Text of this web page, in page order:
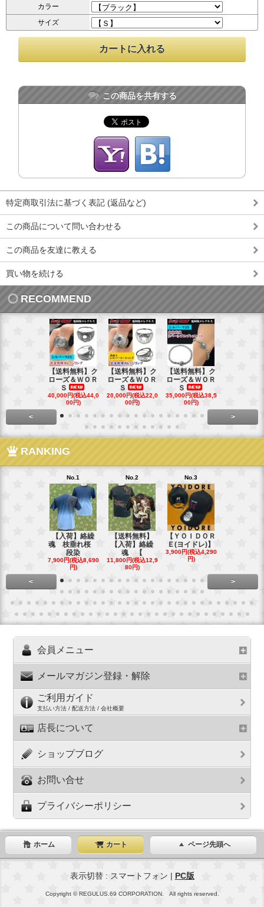
カラー
サイズ
この商品を共有する
特定商取引法に基づく表記 (返品など)
この商品について問い合わせる
この商品を友達に教える
買い物を続ける
RECOMMEND
【送料無料】ク
ローズ＆ＷＯＲ
Ｓ
40,000円(税込44,0
00円)
【送料無料】ク
ローズ＆ＷＯＲ
Ｓ
20,000円(税込22,0
00円)
【送料無料】ク
ローズ＆ＷＯＲ
Ｓ
35,000円(税込38,5
00円)
< >
RANKING
No.1
【入荷】絡繰
魂 枝垂れ桜
段染
7,900円(税込8,690
円)
No.2
【送料無料】
【入荷】絡繰
魂 【
11,800円(税込12,9
80円)
No.3
【ＹＯＩＤＯＲ
Ｅ(ヨイドレ)】
3,900円(税込4,290
円)
< >
会員メニュー
メールマガジン登録・解除
ご利用ガイド
支払い方法 / 配送方法 / 会社概要
店長について
ショップブログ
お問い合せ
プライバシーポリシー
ホーム カート ページ先頭へ
表示切替 : スマートフォン | PC版
Copyright © REGULUS.69 CORPORATION. All rights reserved.